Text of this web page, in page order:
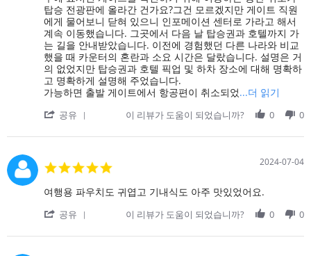
유
시
간
이
길
어
졌
습
니
다.
공
항
이
거
대
하
고
시
설
이
잘
갖
있
는
실
놀
Jul
2024
탄
불
로
돌
아
오
는
길
예
된
행
기
가
탑승 전광판에 올라간 건가요?그건 모르겠지만 게이트 직원
에게 물어보니 닫혀 있으니 인포메이션 센터로 가라고 해서
계속 이동했습니다. 그곳에서 다음 날 탑승권과 호텔까지 가
는 길을 안내받았습니다. 이전에 경험했던 다른 나라와 비교
했을 때 카운터의 혼란과 소요 시간은 달랐습니다. 설명은 거
의 없었지만 탑승권과 호텔 픽업 및 하차 장소에 대해 명확하
고 명확하게 설명해 주었습니다.
가능하면 출발 게이트에서 항공편이 취소되었...더 읽기
about
stating
스
돌
오
공유
Review
on
6
2024
이 리뷰가 도움이 되었습니까? 0 0
rating
2024-07-04
Review
on
Jul
review
여
용
여행용 파우치도 귀엽고 기내식도 아주 맛있었어요.
공유
Review
이 리뷰가 도움이 되었습니까? 0 0